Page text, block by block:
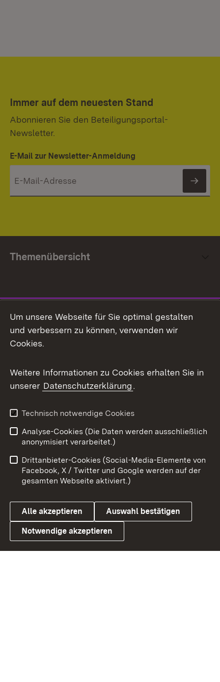
Immer auf dem neuesten Stand
Abonnieren Sie den Beteiligungsportal-
Newsletter.
E-Mail zur Newsletter-Anmeldung
Themenübersicht
Facebook
X / Twitter
Youtube
Link zum Landesportal
Impressum
Kontakt
Barrierefreiheit
Datenschutz
Cookies
Um unsere Webseite für Sie optimal gestalten
und verbessern zu können, verwenden wir
Cookies.
Weitere Informationen zu Cookies erhalten Sie in
unserer Datenschutzerklärung.
Technisch notwendige Cookies
Analyse-Cookies (Die Daten werden ausschließlich
anonymisiert verarbeitet.)
Drittanbieter-Cookies (Social-Media-Elemente von
Facebook, X / Twitter und Google werden auf der
gesamten Webseite aktiviert.)
Alle akzeptieren Auswahl bestätigen
Notwendige akzeptieren